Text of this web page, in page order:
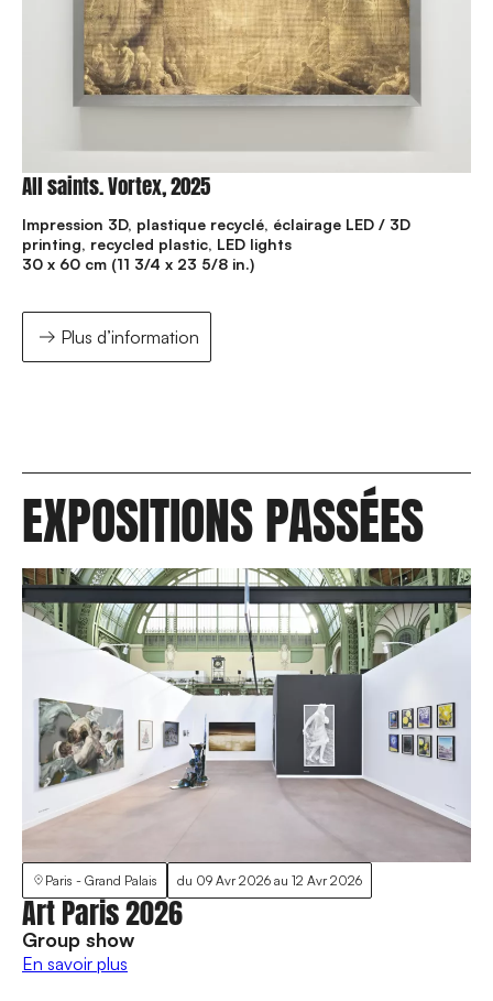
All saints. Vortex, 2025
Impression 3D, plastique recyclé, éclairage LED / 3D
printing, recycled plastic, LED lights
30 x 60 cm (11 3/4 x 23 5/8 in.)
Plus d’information
EXPOSITIONS PASSÉES
Paris - Grand Palais du 09 Avr 2026 au 12 Avr 2026
Art Paris 2026
Group show
En savoir plus